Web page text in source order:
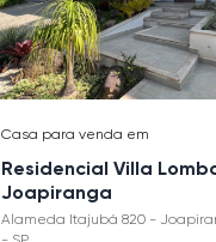
Casa para venda em
Residencial Villa
Joapiranga
Alameda Itajubá 820 -